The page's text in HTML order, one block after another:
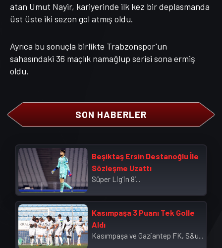
atan Umut Nayir, kariyerinde ilk kez bir deplasmanda
üst üste iki sezon gol atmış oldu.
Ayrıca bu sonuçla birlikte Trabzonspor'un
sahasındaki 36 maçlık namağlup serisi sona ermiş
oldu.
SON HABERLER
Beşiktaş Ersin Destanoğlu İle
Sözleşme Uzattı
Süper Lig’in 8’...
Kasımpaşa 3 Puanı Tek Golle
Aldı
Kasımpaşa ve Gaziantep FK, S&u...